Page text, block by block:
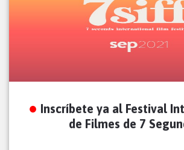
Inscríbete ya al Festival
de Filmes de 7